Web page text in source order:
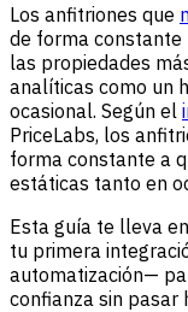
Los anfitriones que
de forma constante
las propiedades
analíticas como un
ocasional. Según el
PriceLabs, los
forma constante a
estáticas tanto en
Esta guía te lleva
tu primera
automatización—
confianza sin pasar